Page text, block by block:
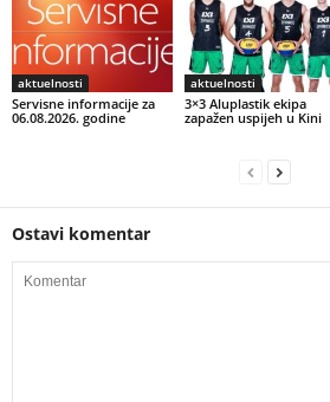
aktuelnosti
Servisne informacije za
06.08.2026. godine
aktuelnosti
3×3 Aluplastik ekipa
zapažen uspijeh u Kini
Ostavi komentar